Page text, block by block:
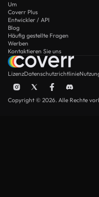
Um
Coverr Plus
Entwickler / API
Blog
Häufig gestellte Fragen
Werben
Kontaktieren Sie uns
LizenzDatenschutzrichtlinie
Copyright © 2026. Alle Rechte